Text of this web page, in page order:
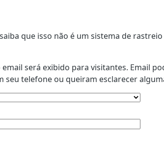
que isso não é um sistema de
será exibido para visitantes. Email
telefone ou queiram esclarecer